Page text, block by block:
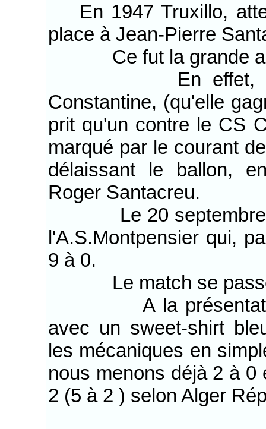
En 1947 Truxillo,
place à Jean-Pierre
Ce fut la grande
En effet, en 6
Constantine, (qu'elle
prit qu'un contre le CS
marqué par le courant
délaissant le ballon,
Roger Santacreu.
Le 20 septembre
l'A.S.Montpensier qui,
9 à 0.
Le match se passe
A la présentation
avec un sweet-shirt
les mécaniques en
nous menons déjà 2 à 0
2 (5 à 2 ) selon Alger